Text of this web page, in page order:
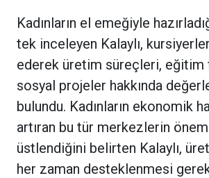
Kadınların el emeğiyle
tek inceleyen Kalaylı,
ederek üretim süreçleri, eğitim
sosyal projeler hakkında
bulundu. Kadınların ekonomik
artıran bu tür merkezlerin
üstlendiğini belirten Kalaylı,
her zaman desteklenmesi